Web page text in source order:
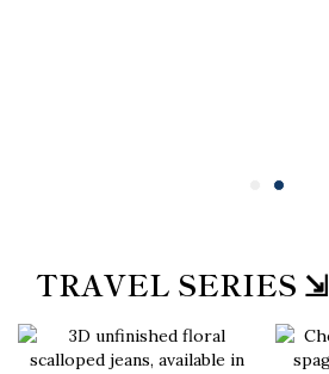
TRAVEL SERIES ⇲